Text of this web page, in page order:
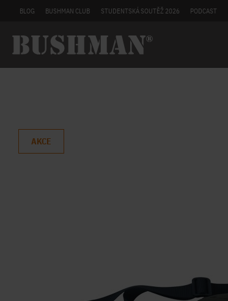
BLOG BUSHMAN CLUB STUDENTSKÁ SOUTĚŽ 2026 PODCAST
AKCE